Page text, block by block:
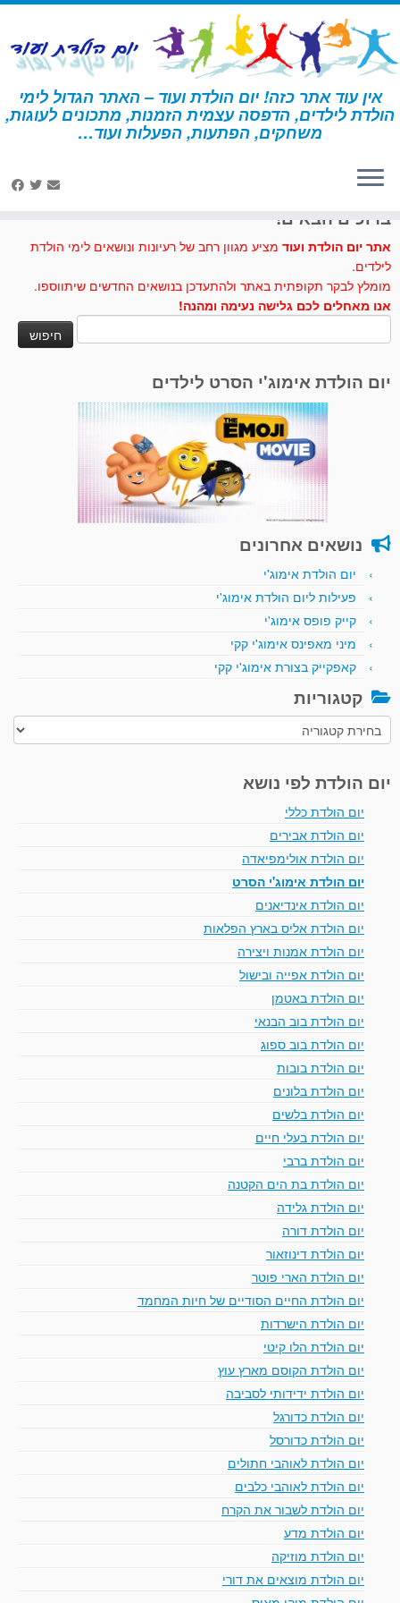
דלג
לתוכן
אין עוד אתר כזה! יום הולדת ועוד – האתר הגדול לימי
הולדת לילדים, הדפסה עצמית הזמנות, מתכונים לעוגות,
משחקים, הפתעות, הפעלות ועוד… דף הבית » הפעלות
ברוכים הבאים!
אתר יום הולדת ועוד מציע מגוון רחב של רעיונות ונושאים לימי הולדת
לילדים.
מומלץ לבקר תקופתית באתר ולהתעדכן בנושאים החדשים שיתווספו.
אנו מאחלים לכם גלישה נעימה ומהנה!
יום הולדת אימוג'י הסרט לילדים
נושאים אחרונים
יום הולדת אימוג'י
פעילות ליום הולדת אימוג'י
קייק פופס אימוג'י
מיני מאפינס אימוג'י קקי
קאפקייק בצורת אימוג'י קקי
קטגוריות
קטגוריות
יום הולדת לפי נושא
יום הולדת כללי
יום הולדת אבירים
יום הולדת אולימפיאדה
יום הולדת אימוג'י הסרט
יום הולדת אינדיאנים
יום הולדת אליס בארץ הפלאות
יום הולדת אמנות ויצירה
יום הולדת אפייה ובישול
יום הולדת באטמן
יום הולדת בוב הבנאי
יום הולדת בוב ספוג
יום הולדת בובות
יום הולדת בלונים
יום הולדת בלשים
יום הולדת בעלי חיים
יום הולדת ברבי
יום הולדת בת הים הקטנה
יום הולדת גלידה
יום הולדת דורה
יום הולדת דינוזאור
יום הולדת הארי פוטר
יום הולדת החיים הסודיים של חיות המחמד
יום הולדת הישרדות
יום הולדת הלו קיטי
יום הולדת הקוסם מארץ עוץ
יום הולדת ידידותי לסביבה
יום הולדת כדורגל
יום הולדת כדורסל
יום הולדת לאוהבי חתולים
יום הולדת לאוהבי כלבים
יום הולדת לשבור את הקרח
יום הולדת מדע
יום הולדת מוזיקה
יום הולדת מוצאים את דורי